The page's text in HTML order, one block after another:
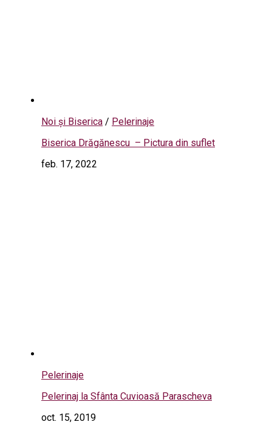
Noi și Biserica / Pelerinaje
Biserica Drăgănescu – Pictura din suflet
feb. 17, 2022
Pelerinaje
Pelerinaj la Sfânta Cuvioasă Parascheva
oct. 15, 2019